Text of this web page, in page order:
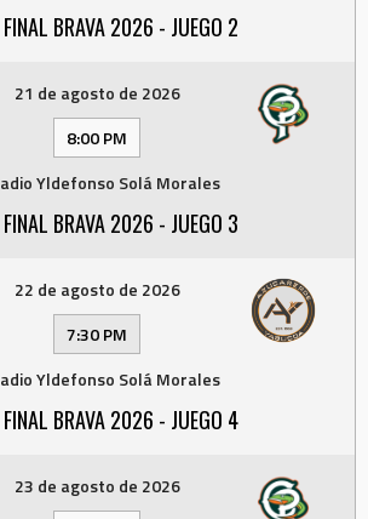
FINAL BRAVA 2026 - JUEGO 2
21 de agosto de 2026
8:00 PM
Yldefonso Solá Morales
FINAL BRAVA 2026 - JUEGO 3
22 de agosto de 2026
7:30 PM
Yldefonso Solá Morales
FINAL BRAVA 2026 - JUEGO 4
23 de agosto de 2026